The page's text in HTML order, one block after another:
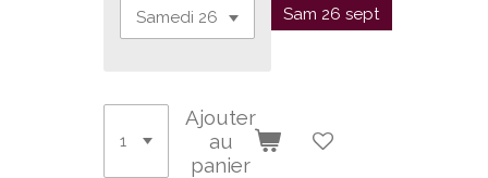
Sam 26 sept
Ajouter
au
panier